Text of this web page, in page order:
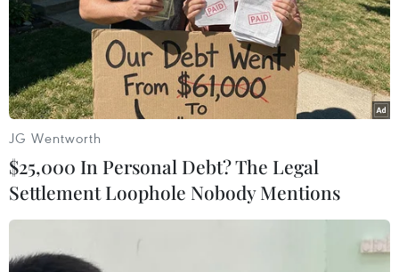
JG Wentworth
$25,000 In Personal Debt? The Legal
Settlement Loophole Nobody Mentions